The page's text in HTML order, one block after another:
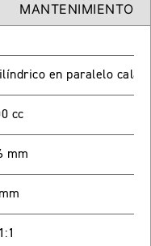
MANTENIMIENTO
en paralelo
cc
mm